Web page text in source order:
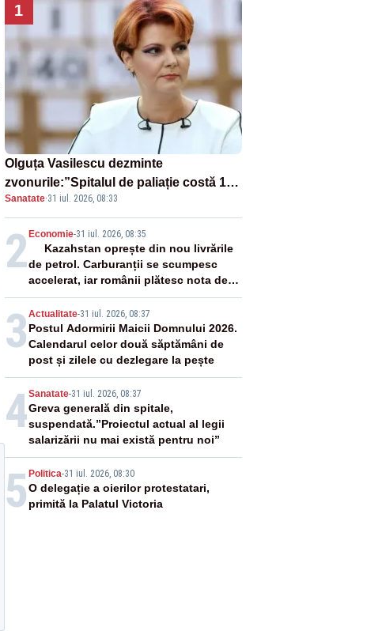
1
Olguța Vasilescu dezminte
zvonurile:”Spitalul de paliație costă 199
de milioane de euro, nu 500 de
milioane”
Sanatate·31 iul. 2026, 08:33
2 Economie-31 iul. 2026, 08:35
Kazahstan oprește din nou livrările
de petrol. Carburanții se scumpesc
accelerat, iar românii plătesc nota de
plată
3 Actualitate-31 iul. 2026, 08:37
Postul Adormirii Maicii Domnului 2026.
Calendarul celor două săptămâni de
post și zilele cu dezlegare la pește
4Sanatate-31 iul. 2026, 08:37
Greva generală din spitale,
suspendată.”Proiectul actual al legii
salarizării nu mai există pentru noi”
5 Politica-31 iul. 2026, 08:30
O delegație a oierilor protestatari,
primită la Palatul Victoria